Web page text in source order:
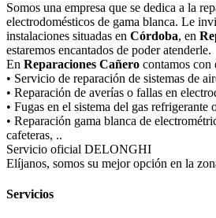
Somos una empresa que se dedica a la
electrodomésticos de gama blanca. Le
instalaciones situadas en Córdoba, en
estaremos encantados de poder atenderle.
En Reparaciones Cañero contamos con
• Servicio de reparación de sistemas de
• Reparación de averías o fallas en
• Fugas en el sistema del gas refrigerante
• Reparación gama blanca de
cafeteras, ..
Servicio oficial DELONGHI
Elíjanos, somos su mejor opción en la
Servicios